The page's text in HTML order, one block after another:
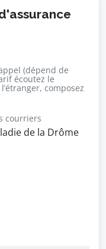
(dépend de
écoutez le
composez
courriers
de la Drôme